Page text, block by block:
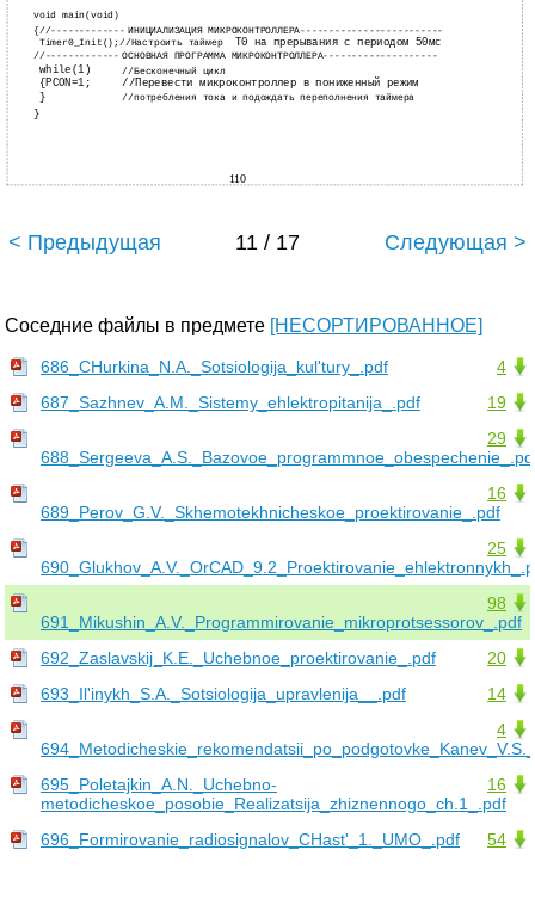
void main(void)
{//------------- ИНИЦИАЛИЗАЦИЯ МИКРОКОНТРОЛЛЕРА-------------------------
Timer0_Init();//Настроить таймер T0 на прерывания с периодом 50мс
//------------- ОСНОВНАЯ ПРОГРАММА МИКРОКОНТРОЛЛЕРА--------------------
while(1) //Бесконечный цикл
{PCON=1;
//Перевести микроконтроллер в пониженный режим
}
//потребления тока и подождать переполнения таймера
}
110
< Предыдущая 11 / 17 Следующая >
Соседние файлы в предмете [НЕСОРТИРОВАННОЕ]
4
686_CHurkina_N.A._Sotsiologija_kul'tury_.pdf
19
687_Sazhnev_A.M._Sistemy_ehlektropitanija_.pdf
29
16
689_Perov_G.V._Skhemotekhnicheskoe_proektirovanie_.pdf
25
98
691_Mikushin_A.V._Programmirovanie_mikroprotsessorov_.pdf
20
692_Zaslavskij_K.E._Uchebnoe_proektirovanie_.pdf
14
693_Il'inykh_S.A._Sotsiologija_upravlenija__.pdf
4
16
695_Poletajkin_A.N._Uchebno-
metodicheskoe_posobie_Realizatsija_zhiznennogo_ch.1_.pdf
54
696_Formirovanie_radiosignalov_CHast'_1._UMO_.pdf